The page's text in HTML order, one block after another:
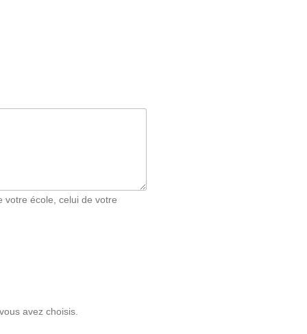
votre école, celui de votre
avez choisis.